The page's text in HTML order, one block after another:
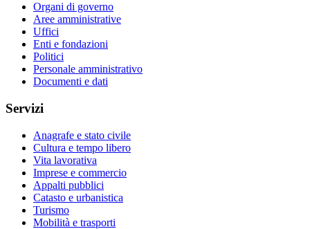
Organi di governo
Aree amministrative
Uffici
Enti e fondazioni
Politici
Personale amministrativo
Documenti e dati
Servizi
Anagrafe e stato civile
Cultura e tempo libero
Vita lavorativa
Imprese e commercio
Appalti pubblici
Catasto e urbanistica
Turismo
Mobilità e trasporti